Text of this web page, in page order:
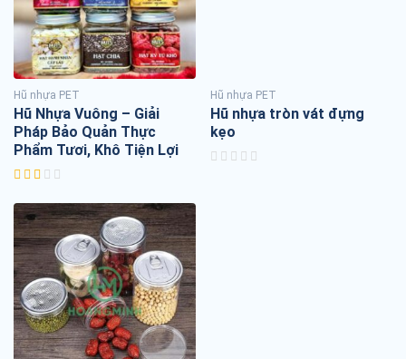
Hũ nhựa PET
Hũ Nhựa Vuông – Giải
Pháp Bảo Quản Thực
Phẩm Tươi, Khô Tiện Lợi
Hũ nhựa PET
Hũ nhựa tròn vát đựng
kẹo